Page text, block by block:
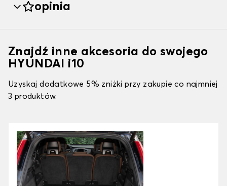
opinia
Znajdź inne akcesoria do swojego
HYUNDAI i10
Uzyskaj dodatkowe 5% zniżki przy zakupie co najmniej
3 produktów.